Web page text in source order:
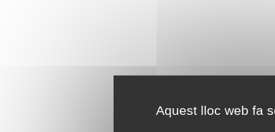
Aquest lloc web fa